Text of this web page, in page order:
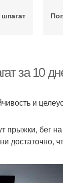
за 10
и
прыжки, бег
достаточно,